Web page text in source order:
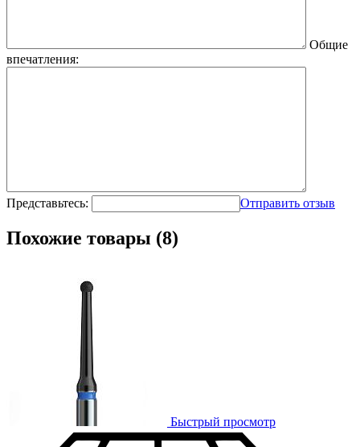
Общие
впечатления:
Представьтесь: Отправить отзыв
Похожие товары (8)
Быстрый просмотр